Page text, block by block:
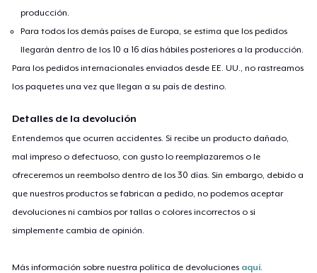
producción.
Para todos los demás países de Europa, se estima que los pedidos
llegarán dentro de los 10 a 16 días hábiles posteriores a la producción.
Para los pedidos internacionales enviados desde EE. UU., no rastreamos
los paquetes una vez que llegan a su país de destino.
Detalles de la devolución
Entendemos que ocurren accidentes. Si recibe un producto dañado,
mal impreso o defectuoso, con gusto lo reemplazaremos o le
ofreceremos un reembolso dentro de los 30 días. Sin embargo, debido a
que nuestros productos se fabrican a pedido, no podemos aceptar
devoluciones ni cambios por tallas o colores incorrectos o si
simplemente cambia de opinión.
Más información sobre nuestra política de devoluciones aquí.